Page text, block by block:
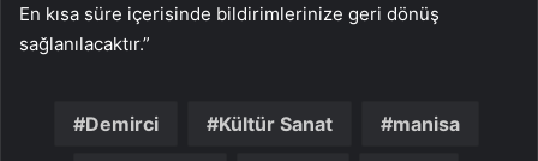
En kısa süre içerisinde bildirimlerinize geri dönüş
sağlanılacaktır.”
Demirci Kültür Sanat manisa